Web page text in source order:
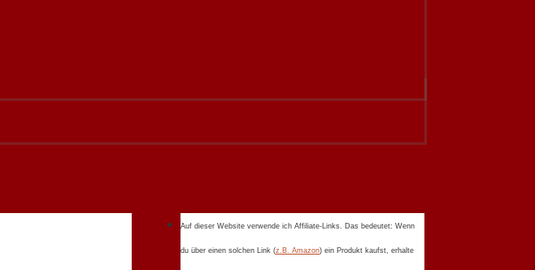
Auf dieser Website verwende ich Affiliate-Links. Das bedeutet: Wenn
du über einen solchen Link (z.B. Amazon) ein Produkt kaufst, erhalte